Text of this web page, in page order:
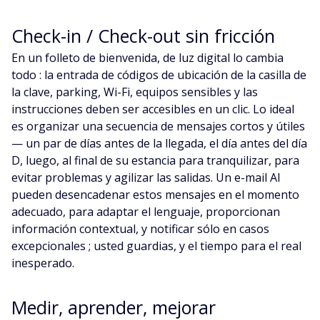
Check-in / Check-out sin fricción
En un folleto de bienvenida, de luz digital lo cambia
todo : la entrada de códigos de ubicación de la casilla de
la clave, parking, Wi-Fi, equipos sensibles y las
instrucciones deben ser accesibles en un clic. Lo ideal
es organizar una secuencia de mensajes cortos y útiles
— un par de días antes de la llegada, el día antes del día
D, luego, al final de su estancia para tranquilizar, para
evitar problemas y agilizar las salidas. Un e-mail AI
pueden desencadenar estos mensajes en el momento
adecuado, para adaptar el lenguaje, proporcionan
información contextual, y notificar sólo en casos
excepcionales ; usted guardias, y el tiempo para el real
inesperado.
Medir, aprender, mejorar